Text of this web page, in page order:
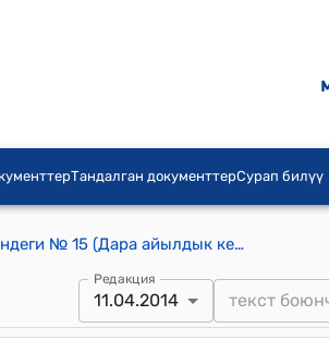
Тандалган документтерСурап билүү
Дара айылдык кеңешинин 2014-жылдын 11-апрелиндеги № 15 (Дара айылдык кеңешинин V-чакырылышынын кезектеги ХХХХIV-сессиясын мамлекеттик тил, кыргыз тилинде ѳткѳрγγ жѳнγндѳ) токтому
Редакция
11.04.2014